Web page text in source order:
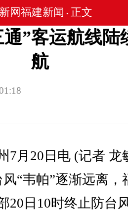
网福建新闻 • 正文
”客运航线陆
航
20日电 (记者 龙
“韦帕”逐渐远离，
20日10时终止防台